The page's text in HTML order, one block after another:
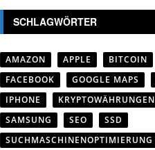
SCHLAGWÖRTER
AMAZON APPLE BITCOIN
FACEBOOK
GOOGLE MAPS
IPHONE
KRYPTOWÄHRUNGEN
SAMSUNG
SEO
SSD
SUCHMASCHINENOPTIMIERUNG